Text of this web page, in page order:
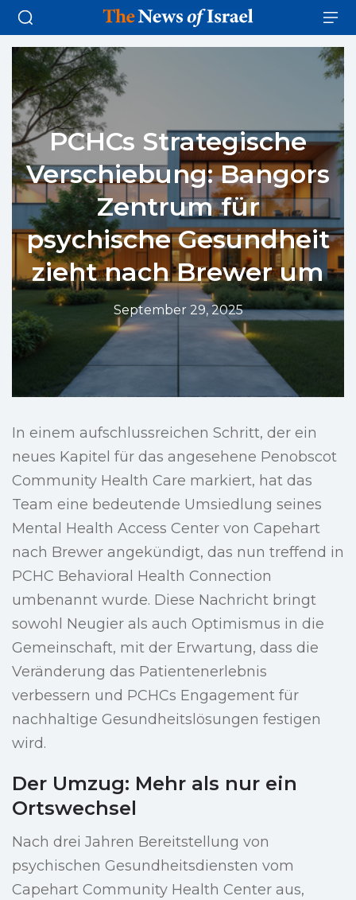
PCHCs Strategische
Verschiebung: Bangors
Zentrum für
psychische Gesundheit
zieht nach Brewer um
September 29, 2025
In einem aufschlussreichen Schritt, der ein
neues Kapitel für das angesehene Penobscot
Community Health Care markiert, hat das
Team eine bedeutende Umsiedlung seines
Mental Health Access Center von Capehart
nach Brewer angekündigt, das nun treffend in
PCHC Behavioral Health Connection
umbenannt wurde. Diese Nachricht bringt
sowohl Neugier als auch Optimismus in die
Gemeinschaft, mit der Erwartung, dass die
Veränderung das Patientenerlebnis
verbessern und PCHCs Engagement für
nachhaltige Gesundheitslösungen festigen
wird.
Der Umzug: Mehr als nur ein
Ortswechsel
Nach drei Jahren Bereitstellung von
psychischen Gesundheitsdiensten vom
Capehart Community Health Center aus,